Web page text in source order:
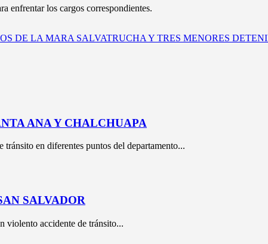
enfrentar los cargos correspondientes.
DE LA MARA SALVATRUCHA Y TRES MENORES
ANA Y CHALCHUAPA
tránsito en diferentes puntos del departamento...
SALVADOR
violento accidente de tránsito...